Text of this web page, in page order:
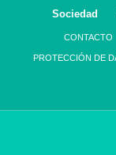
Sociedad
CONTACTO
PROTECCIÓN DE